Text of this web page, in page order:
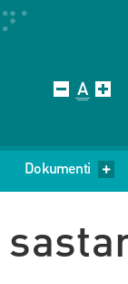
Dokumenti